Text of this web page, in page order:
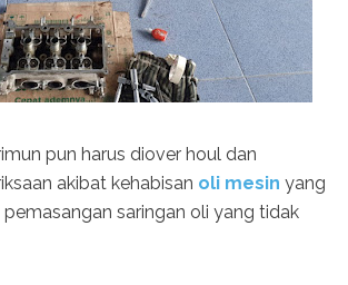
pun harus diover houl dan
akibat kehabisan oli mesin yang
saringan oli yang tidak